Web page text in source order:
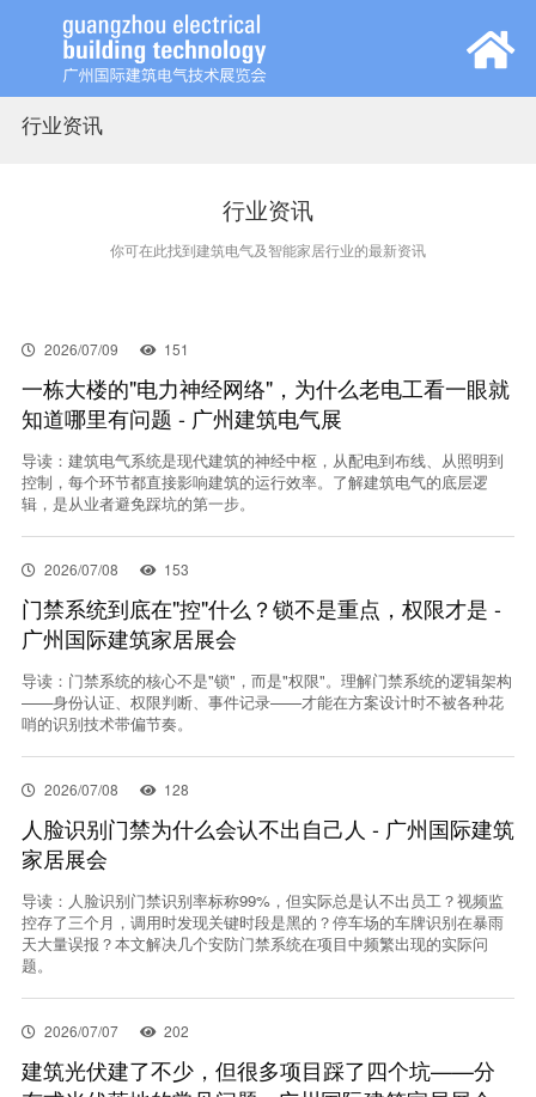
首页
参展中心
同期活动
新闻中心
联系我们
行业资讯
行业资讯
你可在此找到建筑电气及智能家居行业的最新资讯
2026/07/09 151
一栋大楼的"电力神经网络"，为什么老电工看一眼就
知道哪里有问题 - 广州建筑电气展
导读：建筑电气系统是现代建筑的神经中枢，从配电到布线、从照明到
控制，每个环节都直接影响建筑的运行效率。了解建筑电气的底层逻
辑，是从业者避免踩坑的第一步。
2026/07/08 153
门禁系统到底在"控"什么？锁不是重点，权限才是 -
广州国际建筑家居展会
导读：门禁系统的核心不是"锁"，而是"权限"。理解门禁系统的逻辑架构
——身份认证、权限判断、事件记录——才能在方案设计时不被各种花
哨的识别技术带偏节奏。
2026/07/08 128
人脸识别门禁为什么会认不出自己人 - 广州国际建筑
家居展会
导读：人脸识别门禁识别率标称99%，但实际总是认不出员工？视频监
控存了三个月，调用时发现关键时段是黑的？停车场的车牌识别在暴雨
天大量误报？本文解决几个安防门禁系统在项目中频繁出现的实际问
题。
2026/07/07 202
建筑光伏建了不少，但很多项目踩了四个坑——分